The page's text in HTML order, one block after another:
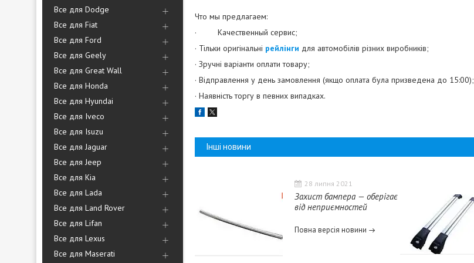
Все для Dodge
Все для Fiat
Все для Ford
Все для Geely
Все для Great Wall
Все для Honda
Все для Hyundai
Все для Iveco
Все для Isuzu
Все для Jaguar
Все для Jeep
Все для Kia
Все для Lada
Все для Land Rover
Все для Lifan
Все для Lexus
Все для Maserati
Что мы предлагаем:
· Качественный сервис;
· Тільки оригінальні рейлінги для автомобілів різних виробників;
· Зручні варіанти оплати товару;
· Відправлення у день замовлення (якщо оплата була призведена до 15:00);
· Наявність торгу в певних випадках.
Інші новини
28 липня 2021
Захист бампера — оберігає
від неприємностей
Повна версія новини